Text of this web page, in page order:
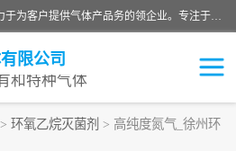
常州泳鑫气体有限公司是一家致力于为客户提供气体产品务的领企业。专注于环氧乙烷剂、环氧乙烷、高纯气体以及稀有和特种气体的研发、生产、销售和配送，产品广泛应用于医疗、电子、科研、化工、食品等多个领域。主要产品有：环氧乙烷灭菌剂，环氧乙烷，高纯氩，氮，氪，氙，氖，氘，笑，氦，氢，氧等各种稀有和特种气体。
限公司
和特种气体
> 环氧乙烷灭菌剂 > 高纯度氮气_徐州环